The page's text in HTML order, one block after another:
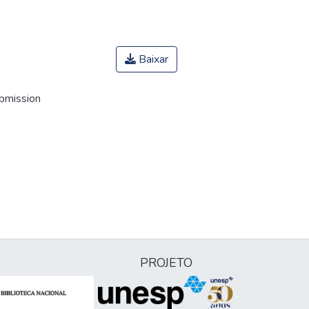
Baixar
PROJETO